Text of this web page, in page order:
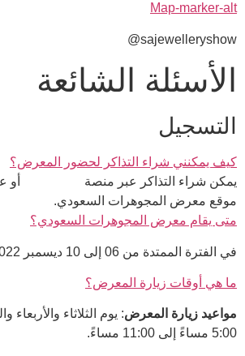
Map-marker-alt
sajewelleryshow@
الأسئلة الشائعة
التسجيل
كيف يمكنني شراء التذاكر لحضور المعرض؟
يمكن شراء التذاكر عبر منصة
أو
موقع معرض المجوهرات السعودي.
متى يقام معرض المجوهرات السعودي؟
في الفترة الممتدة من 06 إلى 10 ديسمبر 2022.
ما هي أوقات زيارة المعرض؟
مواعيد زيارة المعرض: يوم الثلاثاء
5:00 مساءً إلى 11:00 مساءً.